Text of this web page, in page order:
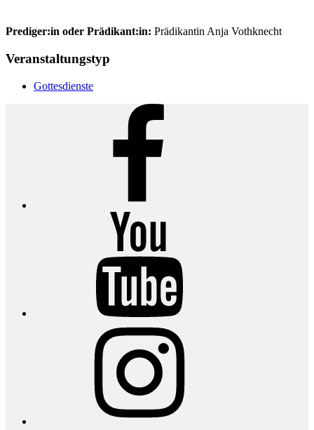
Prediger:in oder Prädikant:in: Prädikantin Anja Vothknecht
Veranstaltungstyp
Gottesdienste